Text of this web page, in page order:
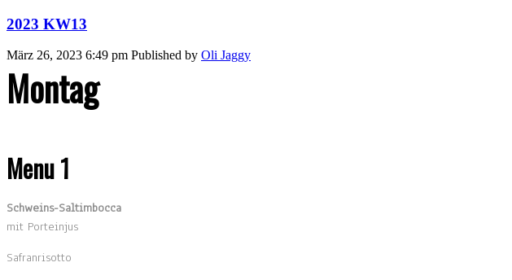
2023 KW13
März 26, 2023 6:49 pm Published by Oli Jaggy
Montag
Menu 1
Schweins-Saltimbocca
mit Porteinjus
Safranrisotto